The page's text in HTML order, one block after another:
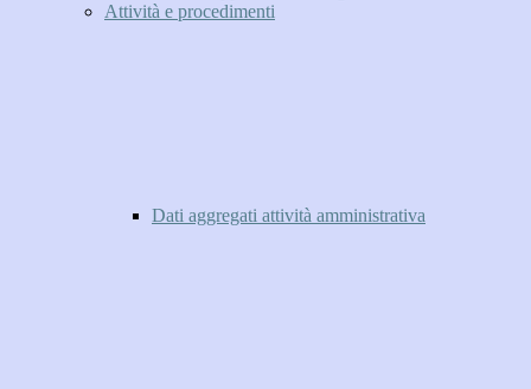
Attività e procedimenti
Dati aggregati attività amministrativa